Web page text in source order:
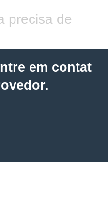
precisa de
em contat